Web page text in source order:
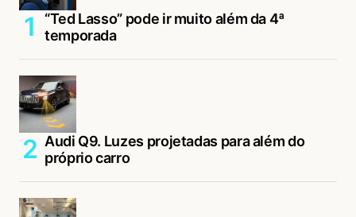
“Ted Lasso” pode ir muito além da 4ª
temporada
Audi Q9. Luzes projetadas para além do
próprio carro